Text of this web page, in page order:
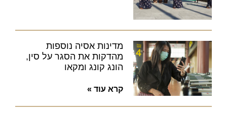
מדינות אסיה נוספות
מהדקות את הסגר על סין,
הונג קונג ומקאו
קרא עוד »